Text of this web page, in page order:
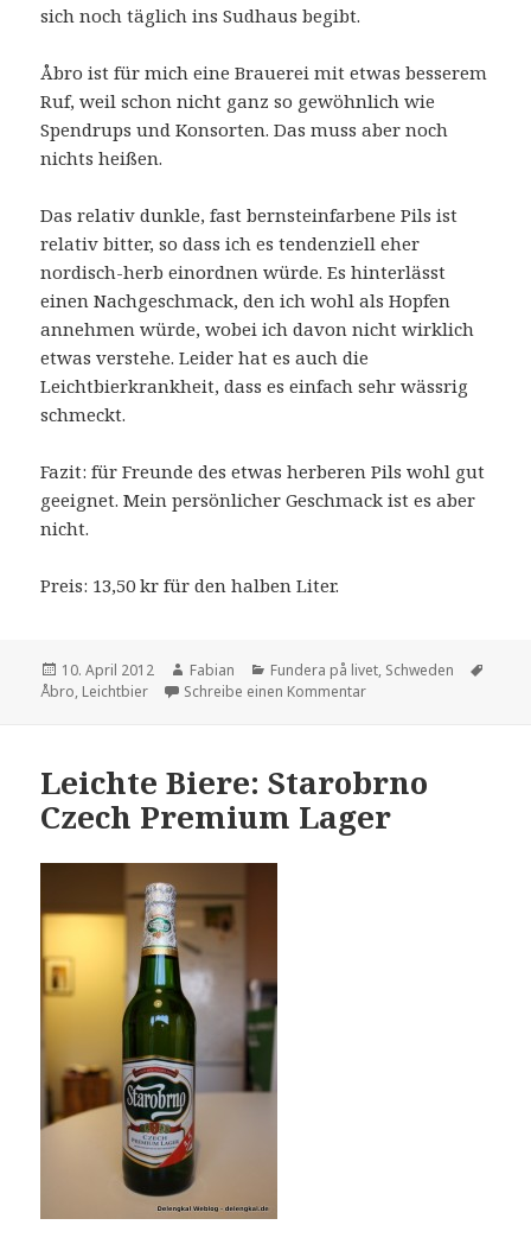
sich noch täglich ins Sudhaus begibt.
Åbro ist für mich eine Brauerei mit etwas besserem
Ruf, weil schon nicht ganz so gewöhnlich wie
Spendrups und Konsorten. Das muss aber noch
nichts heißen.
Das relativ dunkle, fast bernsteinfarbene Pils ist
relativ bitter, so dass ich es tendenziell eher
nordisch-herb einordnen würde. Es hinterlässt
einen Nachgeschmack, den ich wohl als Hopfen
annehmen würde, wobei ich davon nicht wirklich
etwas verstehe. Leider hat es auch die
Leichtbierkrankheit, dass es einfach sehr wässrig
schmeckt.
Fazit: für Freunde des etwas herberen Pils wohl gut
geeignet. Mein persönlicher Geschmack ist es aber
nicht.
Preis: 13,50 kr für den halben Liter.
Veröffentlicht
am
10. April 2012 Autor
Fabian Kategorien
Fundera på livet, Schweden
Åbro, Leichtbier Schreibe einen Kommentarzu Leichte Biere: Åbro
Leichte Biere: Starobrno
Czech Premium Lager